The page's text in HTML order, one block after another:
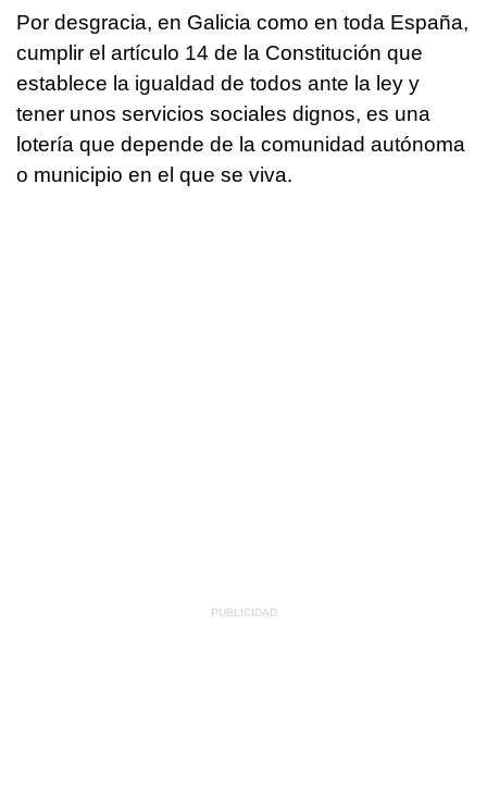
Por desgracia, en Galicia como en toda España,
cumplir el artículo 14 de la Constitución que
establece la igualdad de todos ante la ley y
tener unos servicios sociales dignos, es una
lotería que depende de la comunidad autónoma
o municipio en el que se viva.